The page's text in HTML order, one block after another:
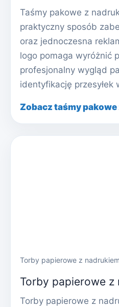
Taśmy pakowe z
praktyczny sposób
oraz jednoczesna
logo pomaga wyróżnić
profesjonalny wygląd
identyfikację przesyłek
Zobacz taśmy
Torby papierowe z nadrukiem
Torby papierowe z
Torby papierowe z